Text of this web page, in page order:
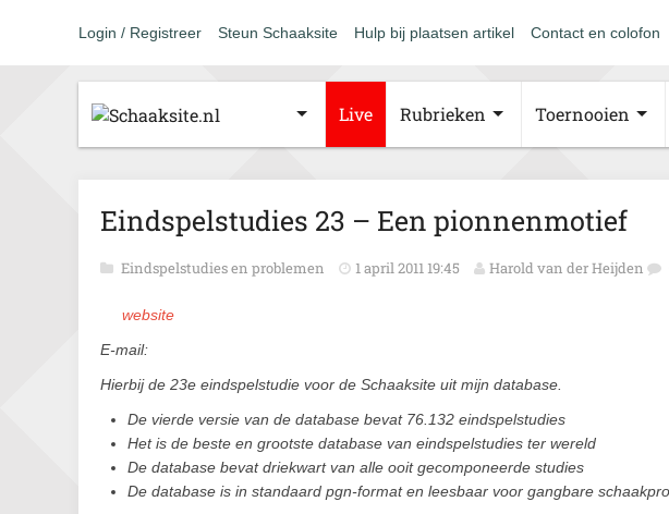
Login / Registreer Steun Schaaksite Hulp bij plaatsen artikel Contact en colofon
Live Rubrieken Toernooien
Eindspelstudies 23 – Een pionnenmotief
Eindspelstudies en problemen 1 april 2011 19:45 Harold van der Heijden
website
E-mail:
Hierbij de 23e eindspelstudie voor de Schaaksite uit mijn database.
De vierde versie van de database bevat 76.132 eindspelstudies
Het is de beste en grootste database van eindspelstudies ter wereld
De database bevat driekwart van alle ooit gecomponeerde studies
De database is in standaard pgn-format en leesbaar voor gangbare